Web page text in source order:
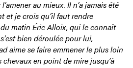
au mieux. Il n’a jamais été
et je crois qu’il faut rendre
matin Éric Alloix, qui le connaît
bien déroulée pour lui,
aime se faire emmener le plus loin
chevaux en point de mire jusqu’à